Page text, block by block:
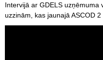
Intervijā ar GDELS uzņēmuma
uzzinām, kas jaunajā ASCOD